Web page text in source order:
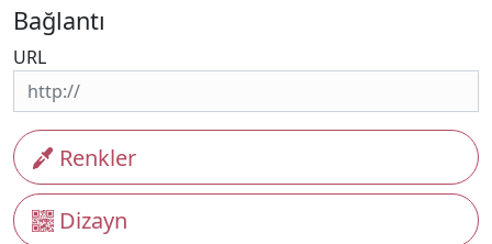
Bağlantı
URL
Renkler
Dizayn